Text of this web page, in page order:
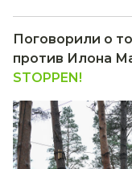
Поговорили о
против Илона
STOPPEN!